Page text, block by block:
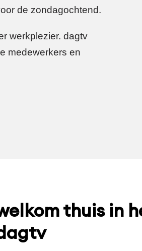
de zondagochtend.
werkplezier. dagtv
medewerkers en
thuis in